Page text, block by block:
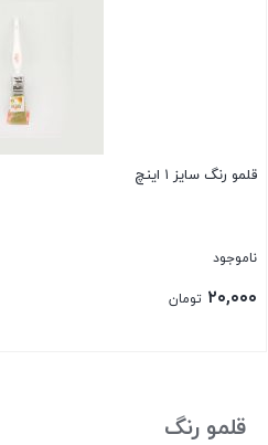
قلمو رنگ سایز ۱ اینچ
ناموجود
۲۰,۰۰۰ تومان
قلمو رنگ